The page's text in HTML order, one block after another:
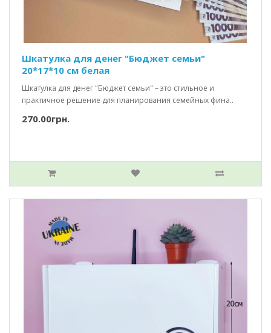
Шкатулка для денег "Бюджет семьи"
20*17*10 см белая
Шкатулка для денег "Бюджет семьи" – это стильное и
практичное решение для планирования семейных фина..
270.00грн.